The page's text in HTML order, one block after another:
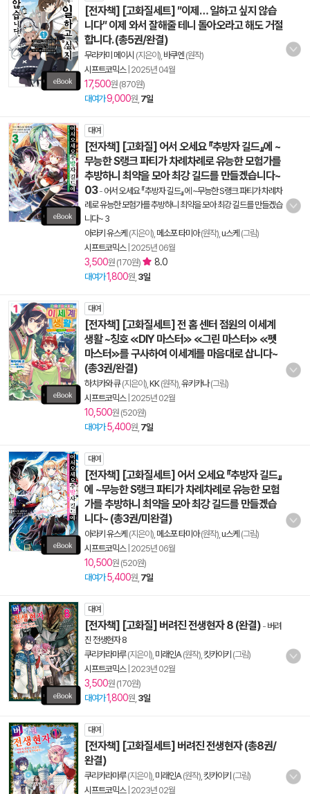
[전자책] [고화질세트] ″이제… 일하고 싶지 않습
니다″ 이제 와서 잘해줄 테니 돌아오라고 해도 거절
합니다. (총5권/완결)
무라카미 메이시 (지은이), 바쿠엔 (원작)
시프트코믹스| 2025년 04월
17,500원 (870원)
대여가9,000원, 7일
대여
[전자책] [고화질] 어서 오세요 『추방자 길드』에 ~
무능한 S랭크 파티가 차례차례로 유능한 모험가를
추방하니 최약을 모아 최강 길드를 만들겠습니다~
03- 어서 오세요 『추방자 길드』에 ~무능한 S랭크 파티가 차례차
례로 유능한 모험가를 추방하니 최약을 모아 최강 길드를 만들겠습
니다~ 3
아라키 유스케 (지은이), 메소포 타미아(원작), u스케 (그림)
시프트코믹스| 2025년 06월
3,500원 (170원) 8.0
대여가1,800원, 3일
대여
[전자책] [고화질세트] 전 홈 센터 점원의 이세계
생활 ~칭호 ≪DIY 마스터≫ ≪그린 마스터≫ ≪펫
마스터≫를 구사하여 이세계를 마음대로 삽니다~
(총3권/완결)
하치카와 큐(지은이), KK(원작), 유키카나(그림)
시프트코믹스| 2025년 02월
10,500원 (520원)
대여가 5,400원, 7일
대여
[전자책] [고화질세트] 어서 오세요 『추방자 길드』
에 ~무능한 S랭크 파티가 차례차례로 유능한 모험
가를 추방하니 최약을 모아 최강 길드를 만들겠습
니다~ (총3권/미완결)
아라키 유스케 (지은이), 메소포 타미아(원작), u스케 (그림)
시프트코믹스| 2025년 06월
10,500원 (520원)
대여가 5,400원, 7일
대여
[전자책] [고화질] 버려진 전생현자 8 (완결) - 버려
진 전생현자 8
쿠리카라마루(지은이), 미래인A(원작), 킷카이키 (그림)
시프트코믹스| 2023년 02월
3,500원 (170원)
대여가1,800원, 3일
대여
[전자책] [고화질세트] 버려진 전생현자 (총8권/
완결)
쿠리카라마루(지은이), 미래인A(원작), 킷카이키 (그림)
시프트코믹스| 2023년 02월